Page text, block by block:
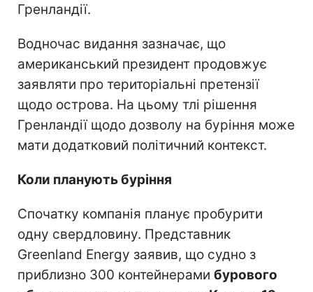
Гренландії.
Водночас видання зазначає, що
американський президент продовжує
заявляти про територіальні претензії
щодо острова. На цьому тлі рішення
Гренландії щодо дозволу на буріння може
мати додатковий політичний контекст.
Коли планують буріння
Спочатку компанія планує пробурити
одну свердловину. Представник
Greenland Energy заявив, що судно з
приблизно 300 контейнерами бурового